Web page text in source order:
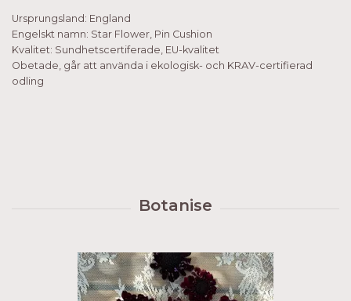
Ursprungsland: England
Engelskt namn: Star Flower, Pin Cushion
Kvalitet: Sundhetscertiferade, EU-kvalitet
Obetade, går att använda i ekologisk- och KRAV-certifierad
odling